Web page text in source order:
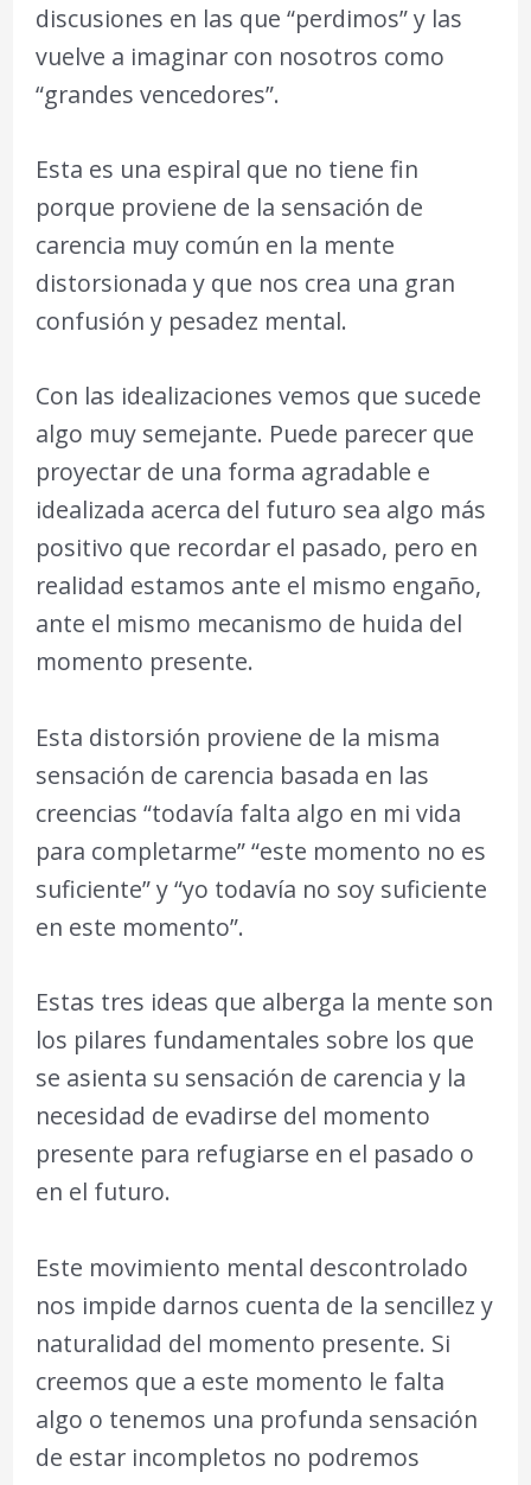
discusiones en las que “perdimos” y las
vuelve a imaginar con nosotros como
“grandes vencedores”.
Esta es una espiral que no tiene fin
porque proviene de la sensación de
carencia muy común en la mente
distorsionada y que nos crea una gran
confusión y pesadez mental.
Con las idealizaciones vemos que sucede
algo muy semejante. Puede parecer que
proyectar de una forma agradable e
idealizada acerca del futuro sea algo más
positivo que recordar el pasado, pero en
realidad estamos ante el mismo engaño,
ante el mismo mecanismo de huida del
momento presente.
Esta distorsión proviene de la misma
sensación de carencia basada en las
creencias “todavía falta algo en mi vida
para completarme” “este momento no es
suficiente” y “yo todavía no soy suficiente
en este momento”.
Estas tres ideas que alberga la mente son
los pilares fundamentales sobre los que
se asienta su sensación de carencia y la
necesidad de evadirse del momento
presente para refugiarse en el pasado o
en el futuro.
Este movimiento mental descontrolado
nos impide darnos cuenta de la sencillez y
naturalidad del momento presente. Si
creemos que a este momento le falta
algo o tenemos una profunda sensación
de estar incompletos no podremos